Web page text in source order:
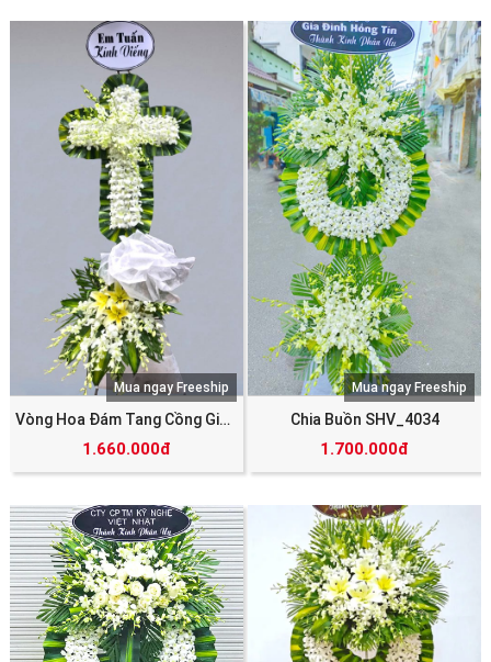
Vòng Hoa Đám Tang Cồng Giáo SHV_4454
1.660.000đ
Mua ngay Freeship
Chia Buồn SHV_4034
1.700.000đ
Mua ngay Freeship